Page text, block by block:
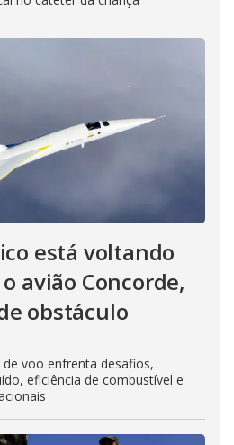
está voltando
avião Concorde,
obstáculo
voo enfrenta desafios,
eficiência de combustível e